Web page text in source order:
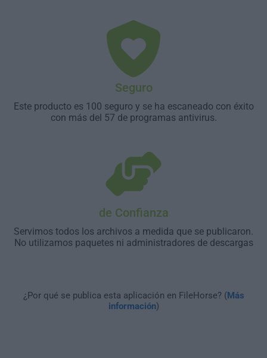
Seguro
Este producto es 100 seguro y se ha escaneado con éxito
con más del 57 de programas antivirus.
de Confianza
Servimos todos los archivos a medida que se publicaron.
No utilizamos paquetes ni administradores de descargas
¿Por qué se publica esta aplicación en FileHorse? (Más
información)